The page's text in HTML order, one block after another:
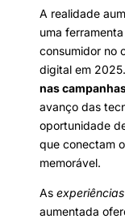
A realidade
uma
consumidor no
digital em 2025.
nas
avanço das
oportunidade
que conectam
memorável.
As
aumentada